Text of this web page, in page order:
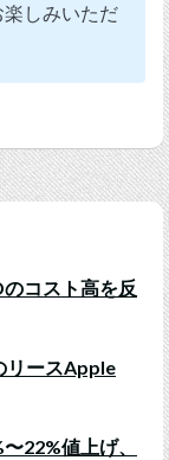
しみいただ
コスト高を反
リースApple
22%値上げ、